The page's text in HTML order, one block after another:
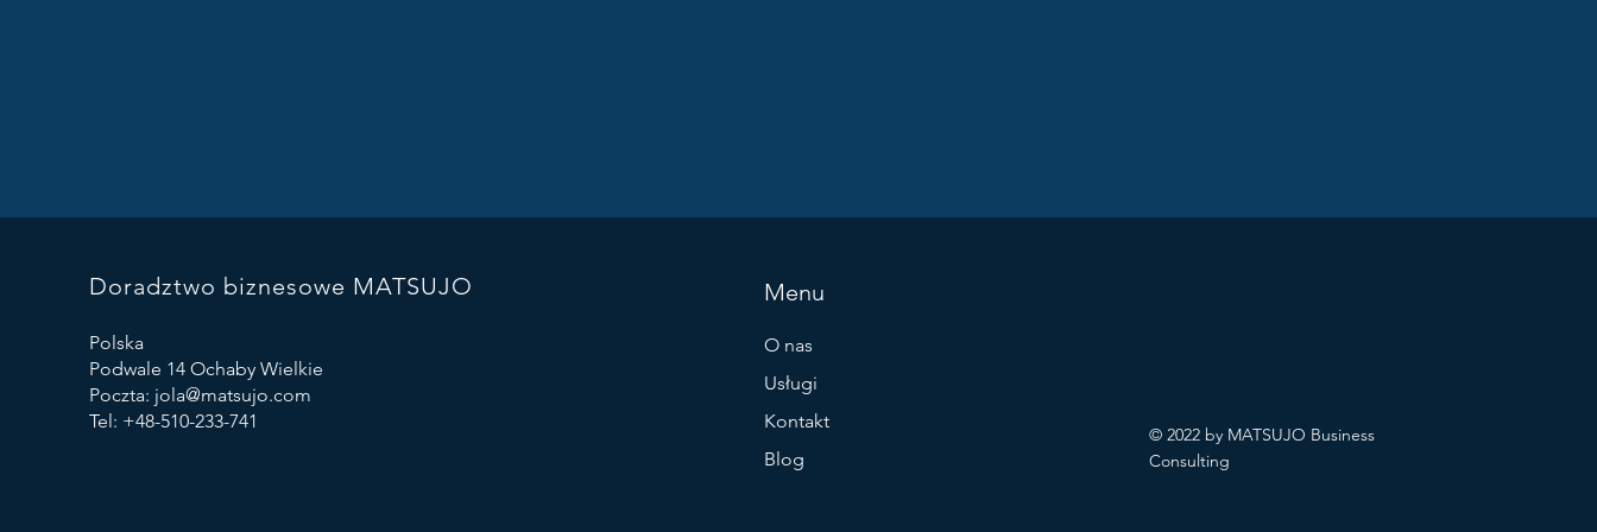
Doradztwo biznesowe MATSUJO
Polska
Podwale 14 Ochaby Wielkie
Poczta: jola@matsujo.com
Tel: +48-510-233-741
Menu
O nas
Usługi
Kontakt
Blog
© 2022 by MATSUJO Business
Consulting